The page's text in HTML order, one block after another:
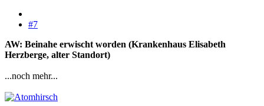
#7
AW: Beinahe erwischt worden (Krankenhaus Elisabeth
Herzberge, alter Standort)
...noch mehr...